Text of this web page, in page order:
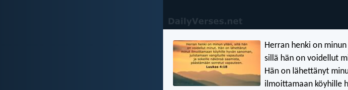
Herran henki on
sillä hän on voidellut
Hän on lähettänyt
ilmoittamaan köyhille